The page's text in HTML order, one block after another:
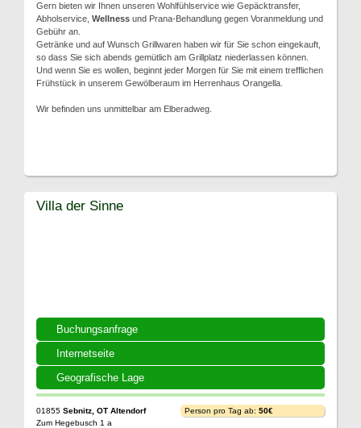
Gern bieten wir Ihnen unseren Wohlfühlservice wie Gepäcktransfer,
Abholservice, Wellness und Prana-Behandlung gegen Voranmeldung und
Gebühr an.
Getränke und auf Wunsch Grillwaren haben wir für Sie schon eingekauft,
so dass Sie sich abends gemütlich am Grillplatz niederlassen können.
Und wenn Sie es wollen, beginnt jeder Morgen für Sie mit einem trefflichen
Frühstück in unserem Gewölberaum im Herrenhaus Orangella.
Wir befinden uns unmittelbar am Elberadweg.
Buchungsanfrage
Internetseite
Geografische Lage
Villa der Sinne
01855 Sebnitz, OT Altendorf
Zum Hegebusch 1 a
Person pro Tag ab: 50€